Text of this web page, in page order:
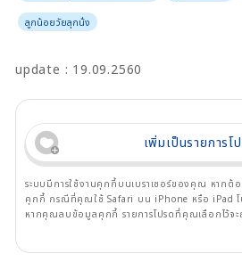
ลูกน้อยวัยลุกนั่ง
update : 19.09.2560
เพิ่มเป็นรายการโ
ระบบมีการใช้งานคุกกี้บนเบราเซอร์ของคุณ หากต้อ
คุกกี้ กรณีที่คุณใช้ Safari บน iPhone หรือ iPad โ
หากคุณลบข้อมูลคุกกี้ รายการโปรดที่คุณเลือกไว้จะ